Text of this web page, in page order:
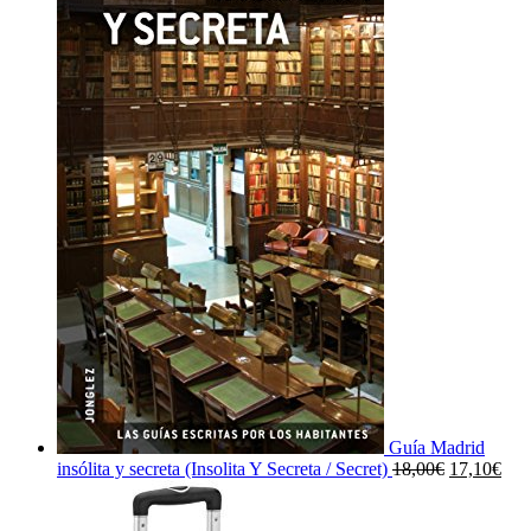
Guía Madrid
insólita y secreta (Insolita Y Secreta / Secret) 18,00€ El
17,10€El